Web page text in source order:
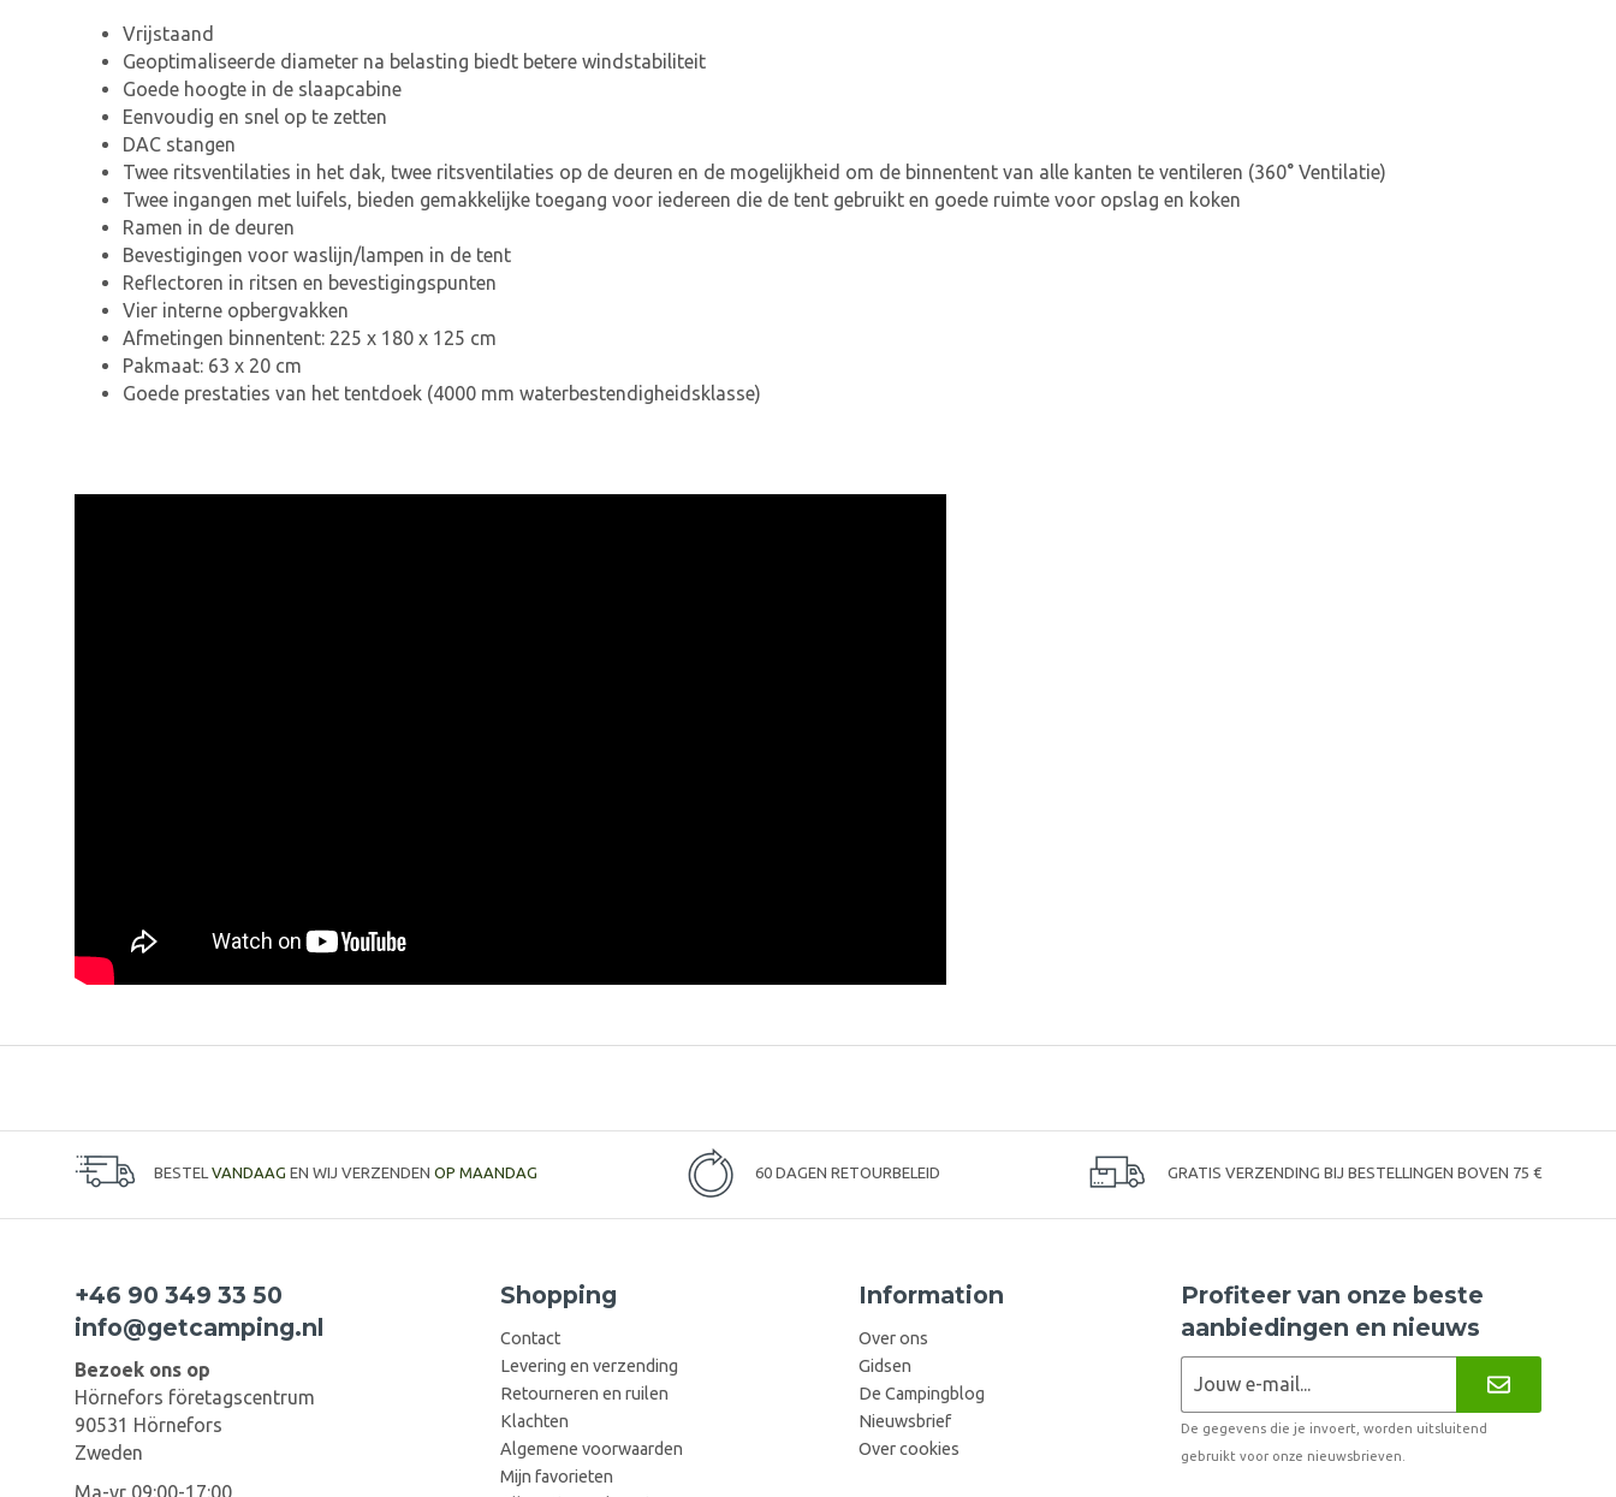
Vrijstaand
Geoptimaliseerde diameter na belasting biedt betere windstabiliteit
Goede hoogte in de slaapcabine
Eenvoudig en snel op te zetten
DAC stangen
Twee ritsventilaties in het dak, twee ritsventilaties op de deuren en de mogelijkheid om de binnentent van alle kanten te ventileren (360° Ventilatie)
Twee ingangen met luifels, bieden gemakkelijke toegang voor iedereen die de tent gebruikt en goede ruimte voor opslag en koken
Ramen in de deuren
Bevestigingen voor waslijn/lampen in de tent
Reflectoren in ritsen en bevestigingspunten
Vier interne opbergvakken
Afmetingen binnentent: 225 x 180 x 125 cm
Pakmaat: 63 x 20 cm
Goede prestaties van het tentdoek (4000 mm waterbestendigheidsklasse)
BESTEL VANDAAG EN WIJ VERZENDEN OP MAANDAG 60 DAGEN RETOURBELEID GRATIS VERZENDING BIJ BESTELLINGEN BOVEN 75 €
+46 90 349 33 50
info@getcamping.nl
Bezoek ons op
Hörnefors företagscentrum
90531 Hörnefors
Zweden
Ma-vr 09:00-17:00
Shopping
Contact
Levering en verzending
Retourneren en ruilen
Klachten
Algemene voorwaarden
Mijn favorieten
Information
Over ons
Gidsen
De Campingblog
Nieuwsbrief
Over cookies
Profiteer van onze beste
aanbiedingen en nieuws
De gegevens die je invoert, worden uitsluitend
gebruikt voor onze nieuwsbrieven.